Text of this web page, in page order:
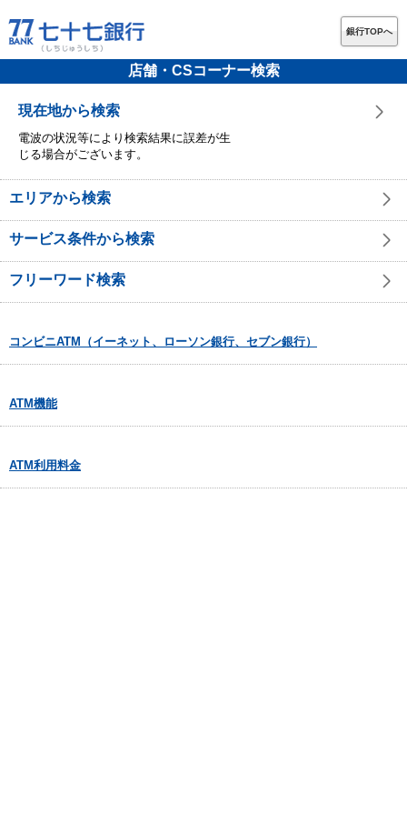
銀行TOPへ
店舗・CSコーナー検索
現在地から検索
電波の状況等により検索結果に誤差が生
じる場合がございます。
エリアから検索
サービス条件から検索
フリーワード検索
コンビニATM（イーネット、ローソン銀行、セブン銀行）
ATM機能
ATM利用料金